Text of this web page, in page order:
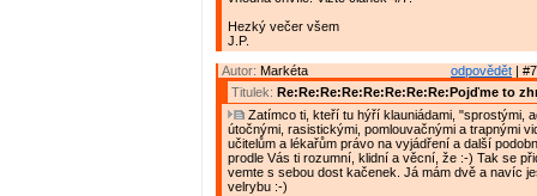
Hezký večer všem
J.P.
odpovědět |
Autor: Markéta
Titulek: Re:Re:Re:Re:Re:Re:Re:Re:Pojďme to
Zatímco ti, kteří tu hýří klauniádami, "sprostými,
útočnými, rasistickými, pomlouvačnými a trapnými
učitelům a lékařům právo na vyjádření a další
prodle Vás ti rozumní, klidní a věcní, že :-) Tak se
vemte s sebou dost kačenek. Já mám dvě a navíc
velrybu :-)